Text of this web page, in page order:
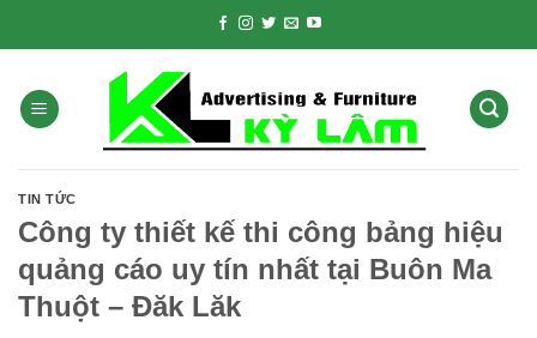
TIN TỨC
Công ty thiết kế thi công bảng hiệu
quảng cáo uy tín nhất tại Buôn Ma
Thuột – Đăk Lăk